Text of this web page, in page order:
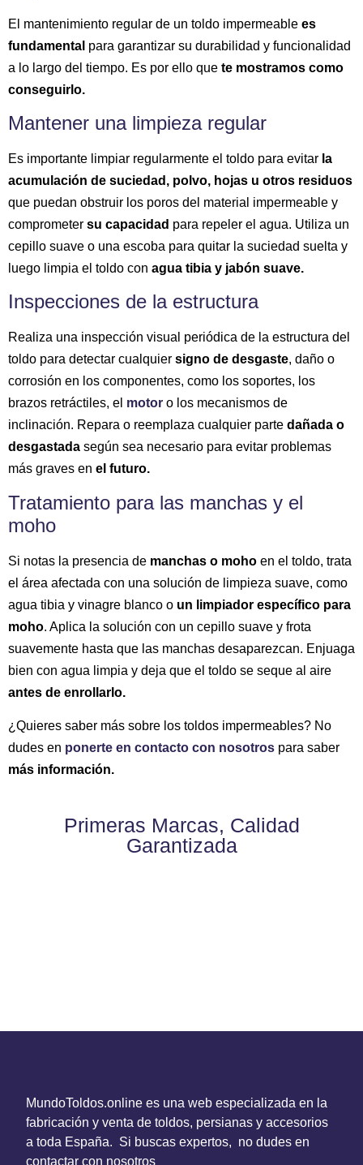
El mantenimiento regular de un toldo impermeable es
fundamental para garantizar su durabilidad y funcionalidad
a lo largo del tiempo. Es por ello que te mostramos como
conseguirlo.
Mantener una limpieza regular
Es importante limpiar regularmente el toldo para evitar la
acumulación de suciedad, polvo, hojas u otros residuos
que puedan obstruir los poros del material impermeable y
comprometer su capacidad para repeler el agua. Utiliza un
cepillo suave o una escoba para quitar la suciedad suelta y
luego limpia el toldo con agua tibia y jabón suave.
Inspecciones de la estructura
Realiza una inspección visual periódica de la estructura del
toldo para detectar cualquier signo de desgaste, daño o
corrosión en los componentes, como los soportes, los
brazos retráctiles, el motor o los mecanismos de
inclinación. Repara o reemplaza cualquier parte dañada o
desgastada según sea necesario para evitar problemas
más graves en el futuro.
Tratamiento para las manchas y el
moho
Si notas la presencia de manchas o moho en el toldo, trata
el área afectada con una solución de limpieza suave, como
agua tibia y vinagre blanco o un limpiador específico para
moho. Aplica la solución con un cepillo suave y frota
suavemente hasta que las manchas desaparezcan. Enjuaga
bien con agua limpia y deja que el toldo se seque al aire
antes de enrollarlo.
¿Quieres saber más sobre los toldos impermeables? No
dudes en ponerte en contacto con nosotros para saber
más información.
Primeras Marcas, Calidad
Garantizada
MundoToldos.online es una web especializada en la
fabricación y venta de toldos, persianas y accesorios
a toda España. Si buscas expertos, no dudes en
contactar con nosotros